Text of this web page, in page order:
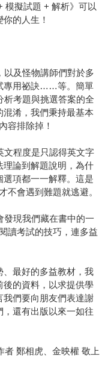
模擬試題 + 解析》可以
的人生！
以及怪物講師們對於多
專用祕訣……等。簡單
析考題與挑選答案的全
淆，我們秉持最基本
容排除掉！
文程度是只認得英文字
論到解題說明，為什
項都一一解釋。這是
會遇到難題就逃避。
發現我們藏在書中的一
讀考試的技巧，連多益
最好的多益教材，我
的資料，以求提供學
我們要向朋友們表達謝
還有出版以來一如往
者 鄭相虎、金映權 敬上